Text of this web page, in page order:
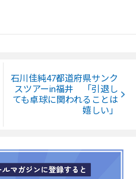
石川佳純47都道府県サンク
スツアーin福井 「引退し
ても卓球に関われることは
嬉しい」